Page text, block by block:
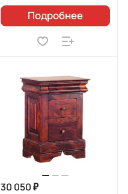
Подробнее
30 050 ₽